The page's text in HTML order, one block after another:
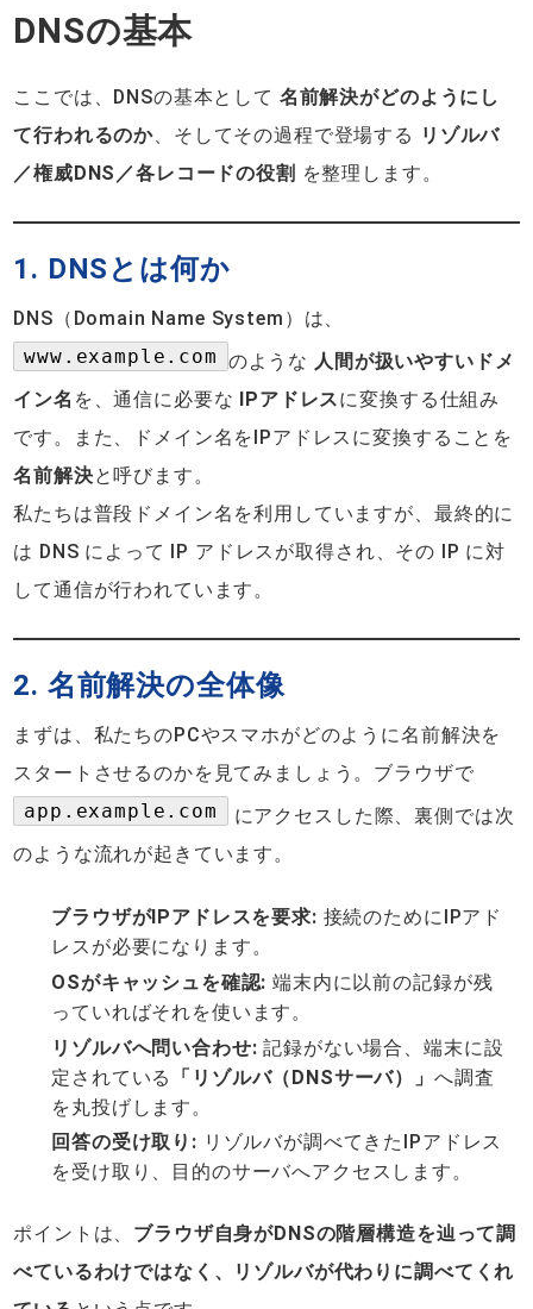
DNSの基本
ここでは、DNSの基本として 名前解決がどのようにし
て行われるのか、そしてその過程で登場する リゾルバ
／権威DNS／各レコードの役割 を整理します。
1. DNSとは何か
DNS（Domain Name System）は、
www.example.com のような 人間が扱いやすいドメ
イン名 を、通信に必要な IPアドレスに変換する仕組み
です。また、ドメイン名をIPアドレスに変換することを
名前解決と呼びます。
私たちは普段ドメイン名を利用していますが、最終的に
は DNS によって IP アドレスが取得され、その IP に対
して通信が行われています。
2. 名前解決の全体像
まずは、私たちのPCやスマホがどのように名前解決を
スタートさせるのかを見てみましょう。ブラウザで
app.example.com
にアクセスした際、裏側では次
のような流れが起きています。
ブラウザがIPアドレスを要求: 接続のためにIPアド
レスが必要になります。
OSがキャッシュを確認:端末内に以前の記録が残
っていればそれを使います。
リゾルバへ問い合わせ: 記録がない場合、端末に設
定されている
「リゾルバ（DNSサーバ）」へ調査
を丸投げします。
回答の受け取り: リゾルバが調べてきたIPアドレス
を受け取り、目的のサーバへアクセスします。
ポイントは、 ブラウザ自身がDNSの階層構造を辿って調
べているわけではなく、リゾルバが代わりに調べてくれ